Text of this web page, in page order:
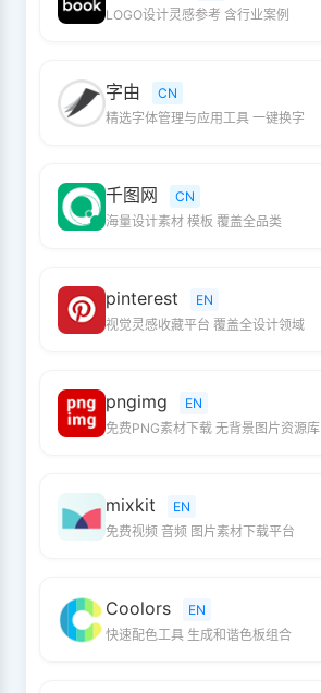
LOGO设计灵感参考 含行业案例
字由
CN
精选字体管理与应用工具 一键换字
千图网
CN
海量设计素材 模板 覆盖全品类
pinterest
EN
视觉灵感收藏平台 覆盖全设计领域
pngimg
EN
免费PNG素材下载 无背景图片资源库
mixkit
EN
免费视频 音频 图片素材下载平台
Coolors
EN
快速配色工具 生成和谐色板组合